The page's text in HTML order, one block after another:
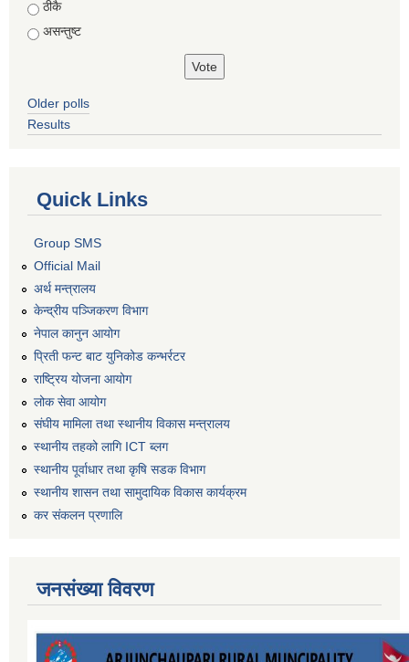
ठीकै
असन्तुष्ट
Older polls
Results
Quick Links
Group SMS
Official Mail
अर्थ मन्त्रालय
केन्द्रीय पञ्जिकरण विभाग
नेपाल कानुन आयोग
प्रिती फन्ट बाट युनिकोड कन्भर्रटर
राष्ट्रिय योजना आयोग
लोक सेवा आयोग
संघीय मामिला तथा स्थानीय विकास मन्त्रालय
स्थानीय तहको लागि ICT ब्लग
स्थानीय पूर्वाधार तथा कृषि सडक विभाग
स्थानीय शासन तथा सामुदायिक विकास कार्यक्रम
कर स‌ंकलन प्रणालि
जनसंख्या विवरण